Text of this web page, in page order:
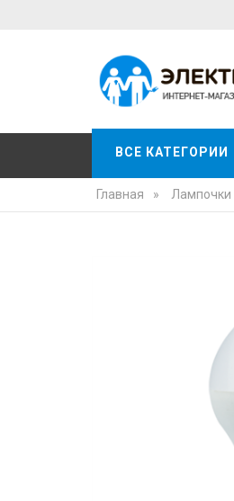
ВСЕ КАТЕГОРИИ
Главная » Лампочки